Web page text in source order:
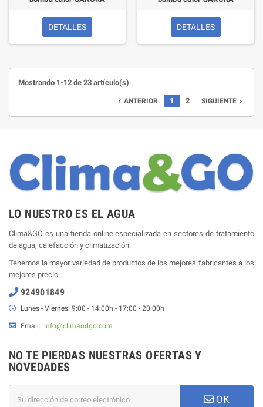
DETALLES DETALLES
Mostrando 1-12 de 23 artículo(s)
 ANTERIOR 1 2 SIGUIENTE 
LO NUESTRO ES EL AGUA
Clima&GO es una tienda online especializada en sectores de tratamiento
de agua, calefacción y climatización.
Tenemos la mayor variedad de productos de los mejores fabricantes a los
mejores precio.
924901849
Lunes - Viernes: 9:00 - 14:00h - 17:00 - 20:00h
Email: info@climandgo.com
NO TE PIERDAS NUESTRAS OFERTAS Y
NOVEDADES
OK